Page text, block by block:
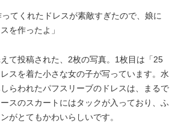
ってくれたドレスが素敵すぎたので、娘に
を作ったよ」
て投稿された、2枚の写真。1枚目は「25
スを着た小さな女の子が写っています。水
らわれたパフスリーブのドレスは、まるで
スのスカートにはタックが入っており、ふ
がとてもかわいらしいです。